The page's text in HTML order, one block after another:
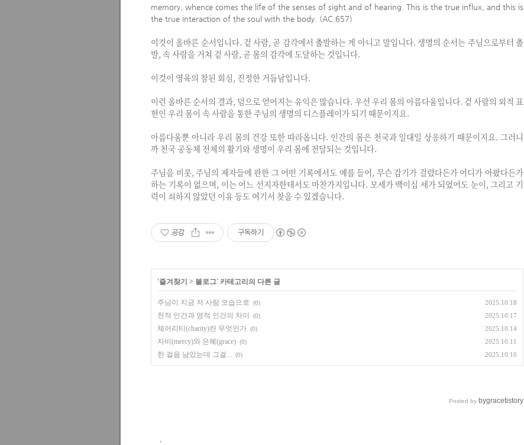
memory, whence comes the life of the senses of sight and of hearing. This is the true influx, and this is
the true interaction of the soul with the body. (AC.657)
이것이 올바른 순서입니다. 겉 사람, 곧 감각에서 출발하는 게 아니고 말입니다. 생명의 순서는 주님으로부터 출
발, 속 사람을 거쳐 겉 사람, 곧 몸의 감각에 도달하는 것입니다.
이것이 영육의 참된 회심, 진정한 거듭남입니다.
이런 올바른 순서의 결과, 덤으로 얻어지는 유익은 많습니다. 우선 우리 몸의 아름다움입니다. 겉 사람의 외적 표
현인 우리 몸이 속 사람을 통한 주님의 생명의 디스플레이가 되기 때문이지요.
아름다움뿐 아니라 우리 몸의 건강 또한 따라옵니다. 인간의 몸은 천국과 일대일 상응하기 때문이지요. 그러니
까 천국 공동체 전체의 활기와 생명이 우리 몸에 전달되는 것입니다.
주님을 비롯, 주님의 제자들에 관한 그 어떤 기록에서도 예를 들어, 무슨 감기가 걸렸다든가 어디가 아팠다든가
하는 기록이 없으며, 이는 어느 선지자한테서도 마찬가지입니다. 모세가 백이십 세가 되었어도 눈이, 그리고 기
력이 쇠하지 않았던 이유 등도 여기서 찾을 수 있겠습니다.
공감 구독하기
'즐겨찾기 > 블로그' 카테고리의 다른 글
주님이 지금 저 사람 모습으로 (0) 2025.10.18
천적 인간과 영적 인간의 차이 (0) 2025.10.17
체어리티(charity)란 무엇인가 (0) 2025.10.14
자비(mercy)와 은혜(grace) (0) 2025.10.11
한 걸음 남았는데 그걸... (0) 2025.10.10
Posted by bygracetistory
,